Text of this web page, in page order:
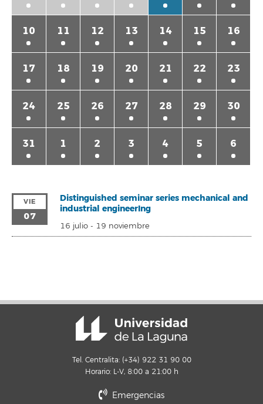
10 11 12 13 14 15 16
17 18 19 20 21 22 23
24 25 26 27 28 29 30
31 1 2 3 4 5 6
VIE
07
Distinguished seminar series mechanical and
industrial engineerIng
16 julio- 19 noviembre
Tel. Centralita: (+34) 922 31 90 00
Horario: L-V, 8:00 a 21:00 h
Emergencias